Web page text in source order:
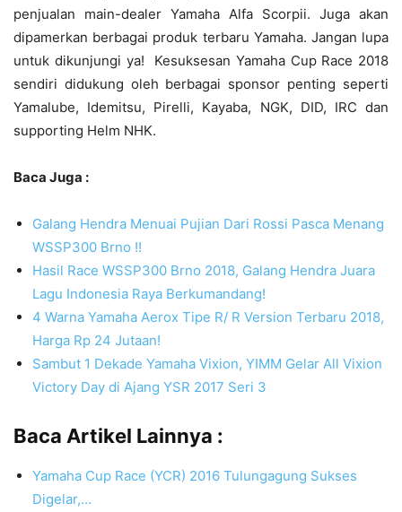
penjualan main-dealer Yamaha Alfa Scorpii. Juga akan
dipamerkan berbagai produk terbaru Yamaha. Jangan lupa
untuk dikunjungi ya! Kesuksesan Yamaha Cup Race 2018
sendiri didukung oleh berbagai sponsor penting seperti
Yamalube, Idemitsu, Pirelli, Kayaba, NGK, DID, IRC dan
supporting Helm NHK.
Baca Juga :
Galang Hendra Menuai Pujian Dari Rossi Pasca Menang
WSSP300 Brno !!
Hasil Race WSSP300 Brno 2018, Galang Hendra Juara
Lagu Indonesia Raya Berkumandang!
4 Warna Yamaha Aerox Tipe R/ R Version Terbaru 2018,
Harga Rp 24 Jutaan!
Sambut 1 Dekade Yamaha Vixion, YIMM Gelar All Vixion
Victory Day di Ajang YSR 2017 Seri 3
Baca Artikel Lainnya :
Yamaha Cup Race (YCR) 2016 Tulungagung Sukses
Digelar,…